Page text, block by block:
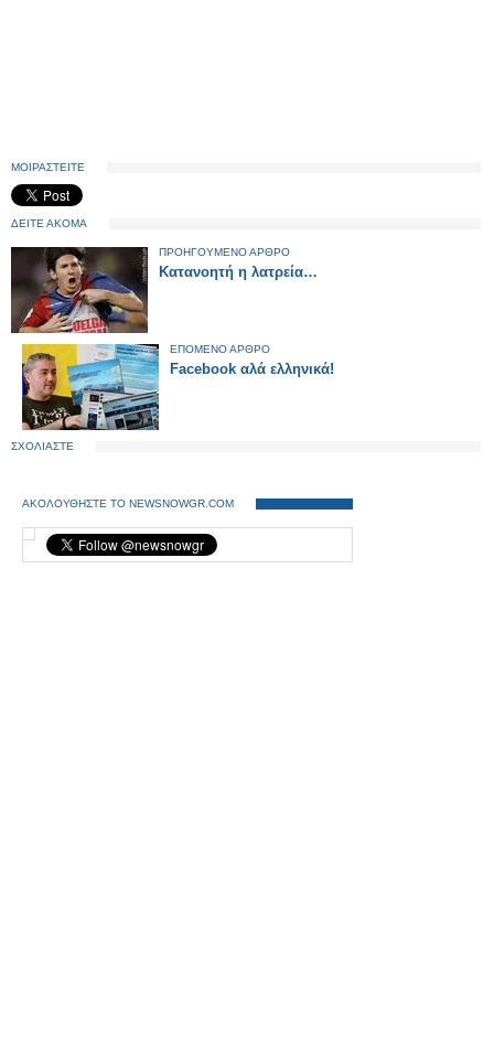
ΜΟΙΡΑΣΤΕΙΤΕ
ΔΕΙΤΕ ΑΚΟΜΑ
ΠΡΟΗΓΟΥΜΕΝΟ ΑΡΘΡΟ
Κατανοητή η λατρεία…
ΕΠΟΜΕΝΟ ΑΡΘΡΟ
Facebook αλά ελληνικά!
ΣΧΟΛΙΑΣΤΕ
ΑΚΟΛΟΥΘΗΣΤΕ ΤΟ NEWSNOWGR.COM